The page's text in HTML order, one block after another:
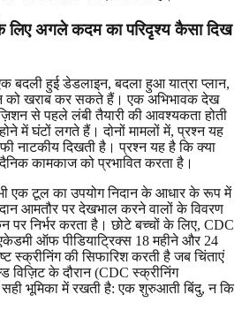
लिए अगले कदम का परिदृश्य कैसा दिख
हुई डेडलाइन, बदला हुआ यात्रा प्लान,
को खराब कर सकते हैं। एक अभिभावक देख
से पहले लंबी तैयारी की आवश्यकता होती
में घंटों लगते हैं। दोनों मामलों में, प्रश्न यह
नाटकीय दिखती है। प्रश्न यह है कि क्या
कामकाज को प्रभावित करता है।
एक टूल का उपयोग निदान के आधार के रूप में
आमतौर पर देखभाल करने वालों के विवरण
निर्भर करता है। छोटे बच्चों के लिए, CDC
ऑफ पीडियाट्रिक्स 18 महीने और 24
स्क्रीनिंग की सिफारिश करती है जब चिंताएं
विज़िट के दौरान (CDC स्क्रीनिंग
सही भूमिका में रखती है: एक शुरुआती बिंदु, न कि